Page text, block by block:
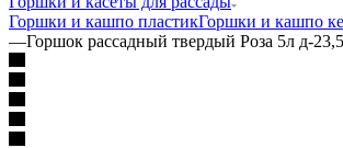
Горшки и кашпо пластикГоршки и кашпо
—Горшок рассадный твердый Роза 5л д-